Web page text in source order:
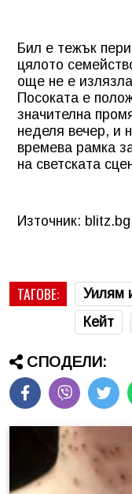
Бил е тежък
цялото
още не е
Посоката е
значителна
неделя вечер, и
времева рамка
на светската
Източник: blitz.bg
ТАГОВЕ: Уилям
Кейт
СПОДЕЛИ: